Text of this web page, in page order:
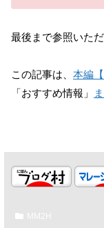
最後まで参照いた
この記事は、 本編
「おすすめ情報」
MM2H